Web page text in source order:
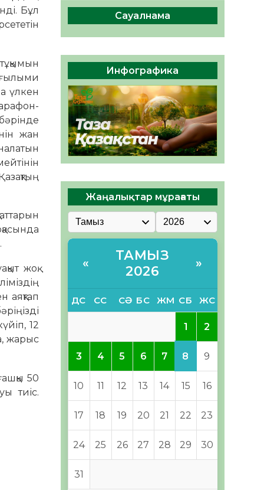
Бұл
үлкен
жан
жоқ.
аяқтап
12
жарыс
50
тиіс.
Руслан Рүстемұлы облыс
әкімінің кеңесшісі болып
тағайындалды
05.08.2026
53 0
Сауалнама
Инфографика
Жаңалықтар мұрағаты
«
ТАМЫЗ
2026
»
ДС СС СӘ БС ЖМ СБ ЖС
1 2
3 4 5 6 7 8 9
10 11 12 13 14 15 16
17 18 19 20 21 22 23
24 25 26 27 28 29 30
31